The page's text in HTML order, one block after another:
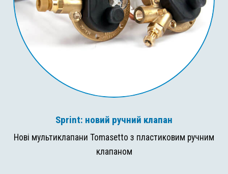
Sprint: новий ручний клапан
Нові мультиклапани Tomasetto з пластиковим ручним
клапаном